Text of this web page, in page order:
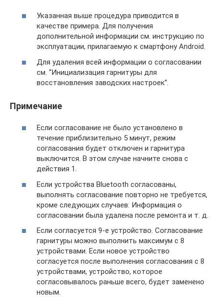
Указанная выше процедура приводится в
качестве примера. Для получения
дополнительной информации см. инструкцию по
эксплуатации, прилагаемую к смартфону Android.
Для удаления всей информации о согласовании
см. “Инициализация гарнитуры для
восстановления заводских настроек”.
Примечание
Если согласование не было установлено в
течение приблизительно 5 минут, режим
согласования будет отключен и гарнитура
выключится. В этом случае начните снова с
действия 1.
Если устройства Bluetooth согласованы,
выполнять согласование повторно не требуется,
кроме следующих случаев: Информация о
согласовании была удалена после ремонта и т. д.
Если согласуется 9-е устройство. Согласование
гарнитуры можно выполнить максимум с 8
устройствами. Если новое устройство
согласуется после выполнения согласования с 8
устройствами, устройство, которое
согласовывалось раньше всего, будет заменено
новым.